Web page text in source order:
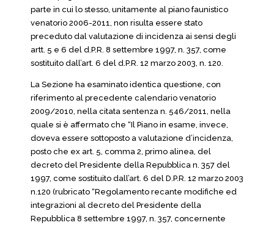
parte in cui lo stesso, unitamente al piano faunistico
venatorio 2006-2011, non risulta essere stato
preceduto dal valutazione di incidenza ai sensi degli
artt. 5 e 6 del d.P.R. 8 settembre 1997, n. 357, come
sostituito dall’art. 6 del d.P.R. 12 marzo 2003, n. 120.
La Sezione ha esaminato identica questione, con
riferimento al precedente calendario venatorio
2009/2010, nella citata sentenza n. 546/2011, nella
quale si è affermato che “Il Piano in esame, invece,
doveva essere sottoposto a valutazione d’incidenza,
posto che ex art. 5, comma 2, primo alinea, del
decreto del Presidente della Repubblica n. 357 del
1997, come sostituito dall’art. 6 del D.P.R. 12 marzo 2003
n.120 (rubricato “Regolamento recante modifiche ed
integrazioni al decreto del Presidente della
Repubblica 8 settembre 1997, n. 357, concernente